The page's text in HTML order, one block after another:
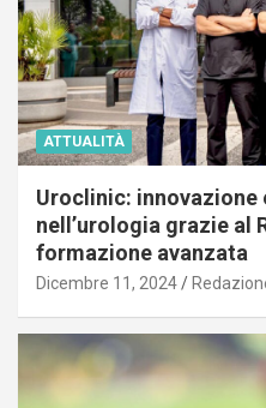
ATTUALITÀ
Uroclinic: innovazione
nell’urologia grazie al
formazione avanzata
Dicembre 11, 2024